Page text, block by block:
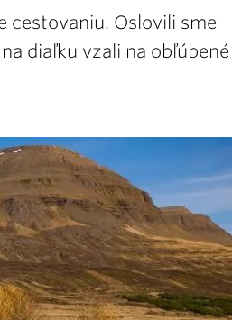
cestovaniu. Oslovili sme
diaľku vzali na obľúbené